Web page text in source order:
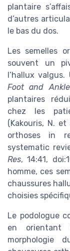
plantaire
d’autres
le bas du dos.
Les semelles
souvent un
l’hallux
Foot and
plantaires
chez les
(Kakouris, N.
orthoses in
systematic
Res, 14:41,
homme, ces
chaussures
choisies
Le podologue
en orientant
morphologie